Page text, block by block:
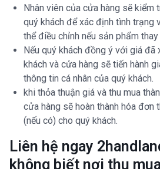
Nhân viên của cửa hàng sẽ kiểm
quý khách để xác định tình trạng
thể điều chỉnh nếu sản phẩm
Nếu quý khách đồng ý với giá đã
khách và cửa hàng sẽ tiến hành
thông tin cá nhân của quý khách.
khi thỏa thuận giá và thu mua
cửa hàng sẽ hoàn thành hóa đơn
(nếu có) cho quý khách.
Liên hệ ngay
không biết nơi thu